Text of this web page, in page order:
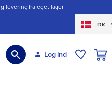
levering fra eget lager
DK
Log ind